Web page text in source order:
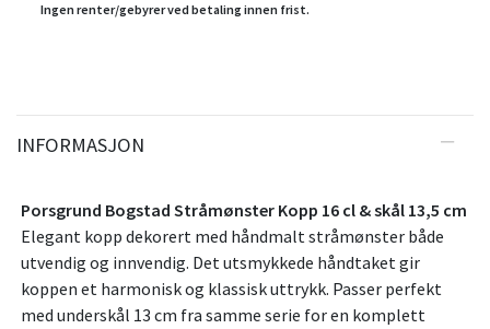
Ingen renter/gebyrer ved betaling innen frist.
INFORMASJON
Porsgrund Bogstad Stråmønster Kopp 16 cl & skål 13,5 cm
Elegant kopp dekorert med håndmalt stråmønster både
utvendig og innvendig. Det utsmykkede håndtaket gir
koppen et harmonisk og klassisk uttrykk. Passer perfekt
med underskål 13 cm fra samme serie for en komplett